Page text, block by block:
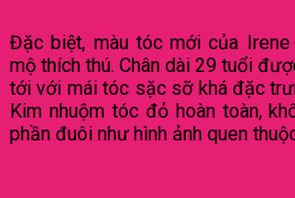
Đặc biệt, màu tóc mới của
mộ thích thú. Chân dài 29 tuổi
tới với mái tóc sặc sỡ khá đặc
Kim nhuộm tóc đỏ hoàn toàn,
phần đuôi như hình ảnh quen